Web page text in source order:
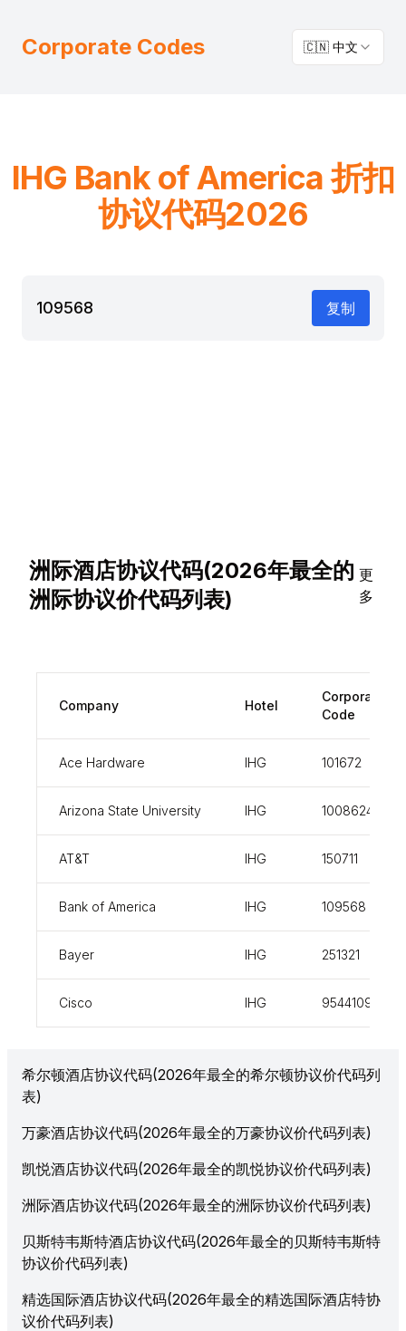
Corporate Codes 🇨🇳 中文
IHG Bank of America 折扣
协议代码2026
109568 复制
洲际酒店协议代码(2026年最全的
洲际协议价代码列表)
更
多
Company Hotel
Corporate
Code
Ace Hardware IHG 101672
Arizona State University IHG 100862437
AT&T IHG 150711
Bank of America IHG 109568
Bayer IHG 251321
Cisco IHG 954410926
希尔顿酒店协议代码(2026年最全的希尔顿协议价代码列
表)
万豪酒店协议代码(2026年最全的万豪协议价代码列表)
凯悦酒店协议代码(2026年最全的凯悦协议价代码列表)
洲际酒店协议代码(2026年最全的洲际协议价代码列表)
贝斯特韦斯特酒店协议代码(2026年最全的贝斯特韦斯特
协议价代码列表)
精选国际酒店协议代码(2026年最全的精选国际酒店特协
议价代码列表)